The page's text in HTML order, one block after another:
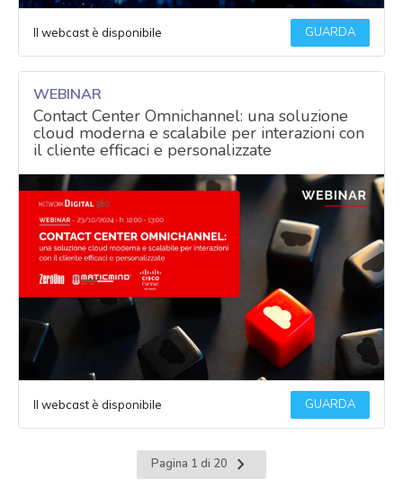
Il webcast è disponibile GUARDA
WEBINAR
Contact Center Omnichannel: una soluzione
cloud moderna e scalabile per interazioni con
il cliente efficaci e personalizzate
Il webcast è disponibile GUARDA
Pagina 1 di 20
Pagina
successiva